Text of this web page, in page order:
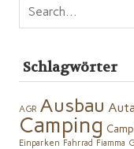
Schlagwörter
AGR Ausbau
Camping
Einparken Fahrrad Fiamma